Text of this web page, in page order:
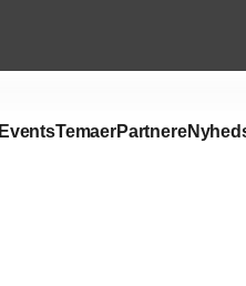
EventsTemaerPartnere